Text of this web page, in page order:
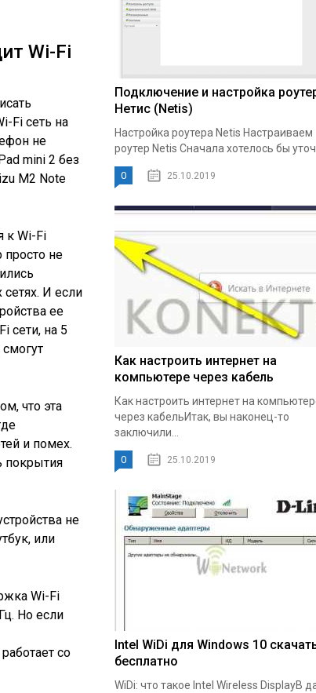
Wi-Fi
Fi сеть на
не
mini 2 без
M2 Note
к Wi-Fi
просто не
сетях. И если
ее
сети, на 5
что эта
и помех.
покрытия
не
или
Wi-Fi
Но если
со
Подключение и настройка
Нетис (Netis)
Настройка роутера Netis Настраиваем
роутер Netis Сначала хотелось бы
0 25.10.2019
Как настроить интернет на
компьютере через кабель
Как настроить интернет на
через кабельИтак, вы наконец-то
заключили...
0 25.10.2019
Intel WiDi для Windows 10
бесплатно
WiDi: что такое Intel Wireless DisplayВ